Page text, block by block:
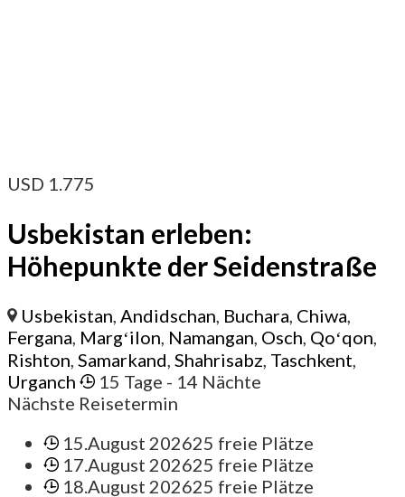
USD 1.775
Usbekistan erleben:
Höhepunkte der Seidenstraße
Usbekistan,Andidschan, Buchara, Chiwa,
Fergana, Margʻilon, Namangan, Osch, Qoʻqon,
Rishton, Samarkand, Shahrisabz, Taschkent,
Urganch
15 Tage - 14 Nächte
Nächste Reisetermin
15.August 202625 freie Plätze
17.August 202625 freie Plätze
18.August 202625 freie Plätze